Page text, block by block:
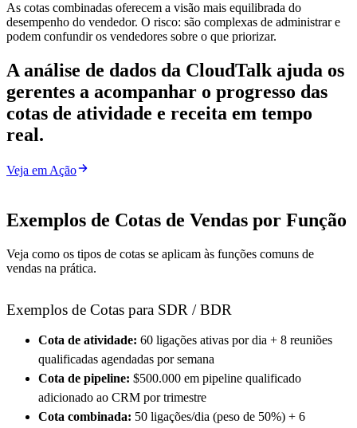
As cotas combinadas oferecem a visão mais equilibrada do
desempenho do vendedor. O risco: são complexas de administrar e
podem confundir os vendedores sobre o que priorizar.
A análise de dados da CloudTalk ajuda os
gerentes a acompanhar o progresso das
cotas de atividade e receita em tempo
real.
Veja em Ação
Exemplos de Cotas de Vendas por Função
Veja como os tipos de cotas se aplicam às funções comuns de
vendas na prática.
Exemplos de Cotas para SDR / BDR
Cota de atividade: 60 ligações ativas por dia + 8 reuniões
qualificadas agendadas por semana
Cota de pipeline: $500.000 em pipeline qualificado
adicionado ao CRM por trimestre
Cota combinada: 50 ligações/dia (peso de 50%) + 6